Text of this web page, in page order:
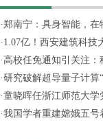
·郑南宁：具身智能，在
· 1.07亿！西安建筑科技
· 高校任免通知引关注
·研究破解超导量子计算
·童晓晖任浙江师范大学
·我国学者重建嫦娥五号